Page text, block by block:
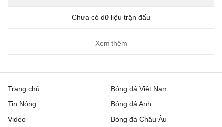
Chưa có dữ liệu trận đấu
Xem thêm
Trang chủ
Tin Nóng
Video
Bóng đá Việt Nam
Bóng đá Anh
Bóng đá Châu Âu